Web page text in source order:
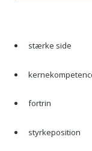
stærke side
fortrin
styrkeposition